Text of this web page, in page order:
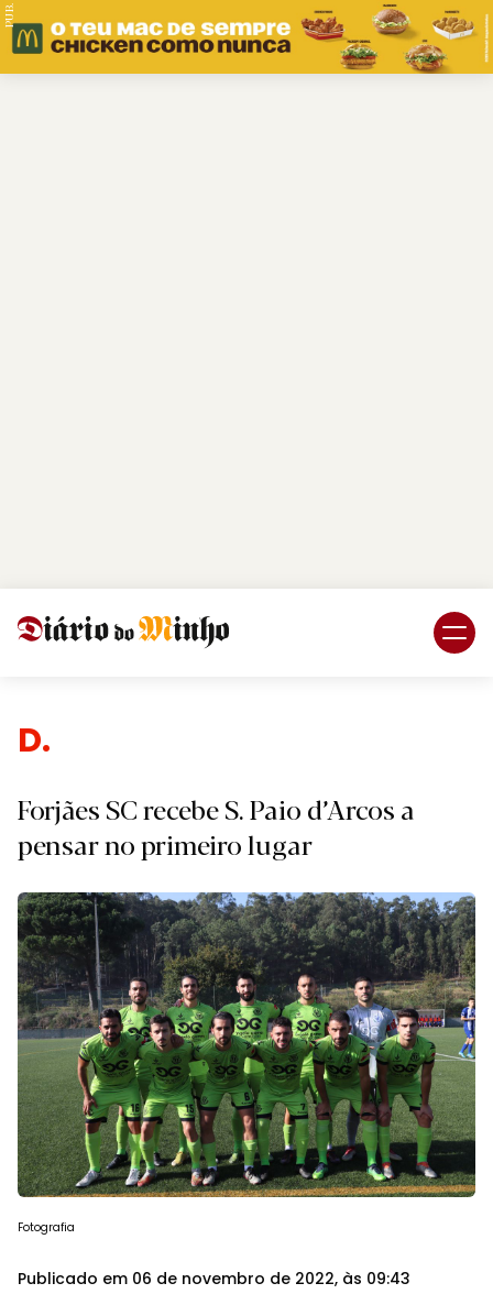
PUB.
Despo
Forjães SC recebe S. Paio d’Arcos a
pensar no primeiro lugar
Fotografia
Publicado em 06 de novembro de 2022, às 09:43